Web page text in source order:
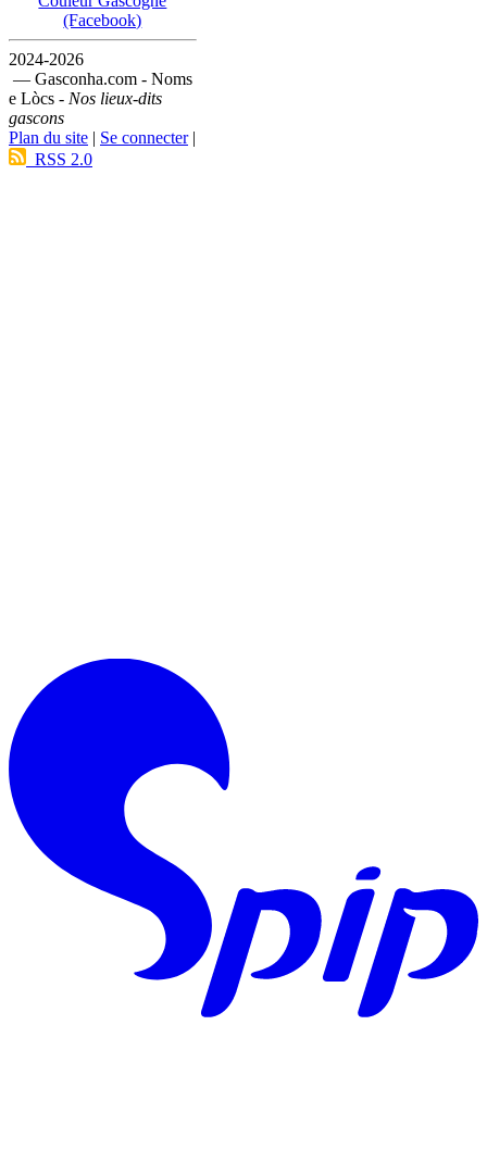
(Facebook)
2024-2026
— Gasconha.com - Noms
e Lòcs - Nos lieux-dits
gascons
Plan du site | Se connecter|
RSS 2.0